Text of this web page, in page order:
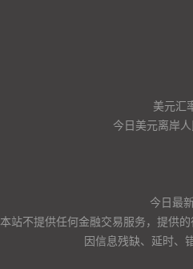
美元汇
今日美元离岸
今日最
本站不提供任何金融交易服务，提供
因信息残缺、延时、